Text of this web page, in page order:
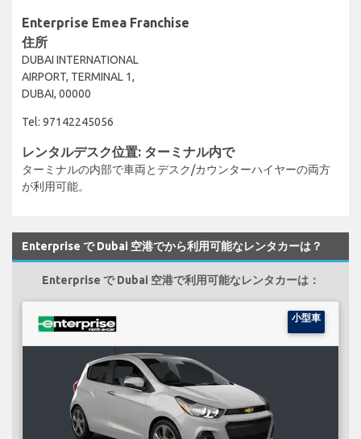
Enterprise Emea Franchise
住所
DUBAI INTERNATIONAL
AIRPORT, TERMINAL 1,
DUBAI, 00000
Tel: 97142245056
レンタルデスク位置: ターミナル内で
ターミナルの内部で車両とデスク/カウンターハイヤーの両方
が利用可能。
Enterprise で Dubai 空港でから利用可能なレンタカーは？
Enterprise で Dubai 空港で利用可能なレンタカーは：
小型車